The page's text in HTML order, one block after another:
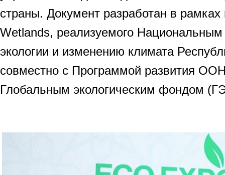
страны. Документ разработан в рамках
Wetlands, реализуемого
экологии и изменению климата
совместно с Программой развития
Глобальным экологическим фондом